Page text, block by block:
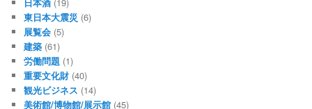
東日本大震災 (6)
展覧会 (5)
建築 (61)
労働問題 (1)
重要文化財(40)
観光ビジネス (14)
美術館/博物館/展示館 (45)